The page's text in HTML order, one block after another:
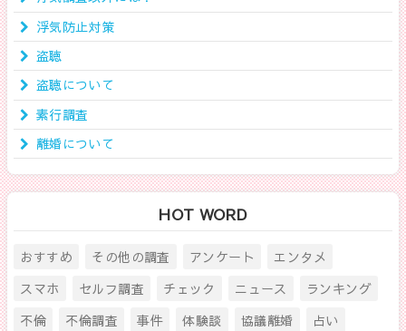
浮気防止対策
盗聴
盗聴について
素行調査
離婚について
HOT WORD
おすすめ その他の調査 アンケート
エンタメ
スマホ
セルフ調査 チェック ニュース
ランキング
不倫
不倫調査 事件 体験談 協議離婚
占い